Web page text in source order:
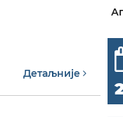
Детаљније